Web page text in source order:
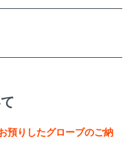
預りしたグローブのご納